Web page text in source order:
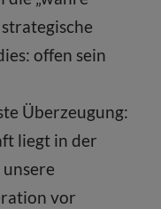
offen sein
Überzeugung:
liegt in der
vor